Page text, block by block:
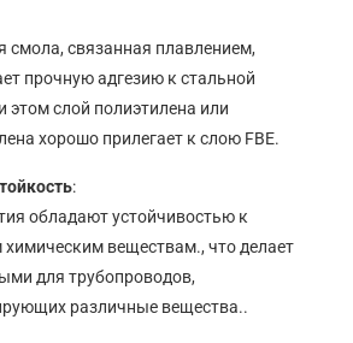
смола, связанная плавлением,
прочную адгезию к стальной
этом слой полиэтилена или
хорошо прилегает к слою FBE.
:
обладают устойчивостью к
веществам., что делает
для трубопроводов,
различные вещества..